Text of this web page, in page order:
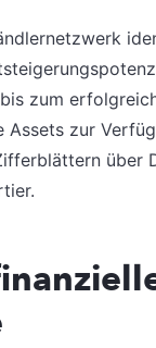
zum
Assets zur
über